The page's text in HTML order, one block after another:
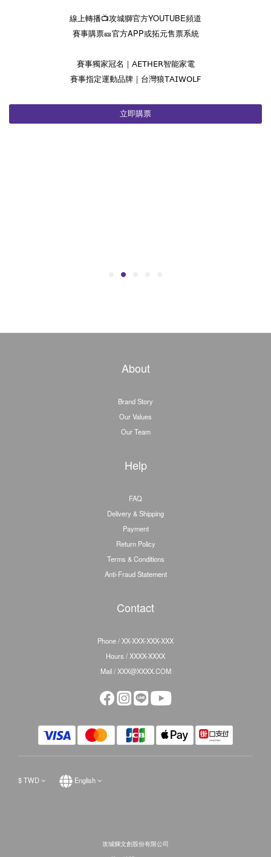
線上轉播📺攻城獅官方YOUTUBE頻道
賽事購票🎫官方APP或拓元售票系統
賽事獨家冠名｜𝖠𝖤𝖳𝖧𝖤𝖱智能家電
賽事指定運動品牌｜台灣狼𝖳𝖠𝖨𝖶𝖮𝖫𝖥
立即購票
About
Brand Story
Our Values
Our Team
Help
FAQ
Delivery & Shipping
Payment
Return Policy
Terms & Conditions
Anti-Fraud Statement
Contact
Phone / XX-XXX-XXX-XXX
Hours / XXXX-XXXX
Mail / XXX@XXXX.COM
$TWD English
攻城獅文創股份有限公司